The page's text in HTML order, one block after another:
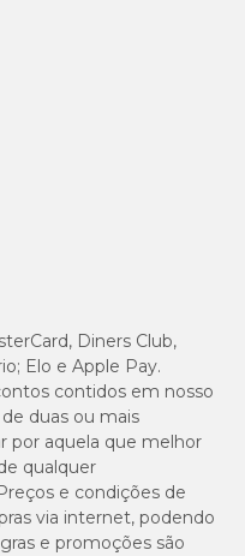
Diners Club,
Elo e Apple Pay.
contidos em nosso
duas ou mais
por aquela que melhor
qualquer
e condições de
via internet, podendo
e promoções são